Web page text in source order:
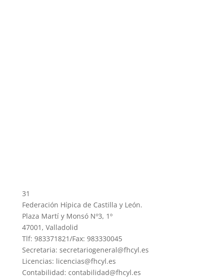
31
Federación Hípica de Castilla y León.
Plaza Martí y Monsó Nº3, 1º
47001, Valladolid
Tlf: 983371821/Fax: 983330045
Secretaria: secretariogeneral@fhcyl.es
Licencias: licencias@fhcyl.es
Contabilidad: contabilidad@fhcyl.es